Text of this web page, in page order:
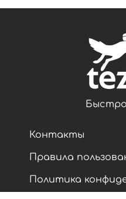
Контакты
Правила
Политика